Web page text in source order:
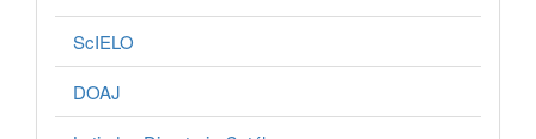
ScIELO
DOAJ